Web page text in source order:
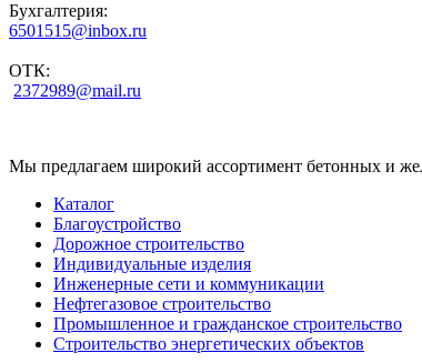
Бухгалтерия:
6501515@inbox.ru
ОТК:
2372989@mail.ru
Мы предлагаем широкий ассортимент бетонных и
Каталог
Благоустройство
Дорожное строительство
Индивидуальные изделия
Инженерные сети и коммуникации
Нефтегазовое строительство
Промышленное и гражданское строительство
Строительство энергетических объектов